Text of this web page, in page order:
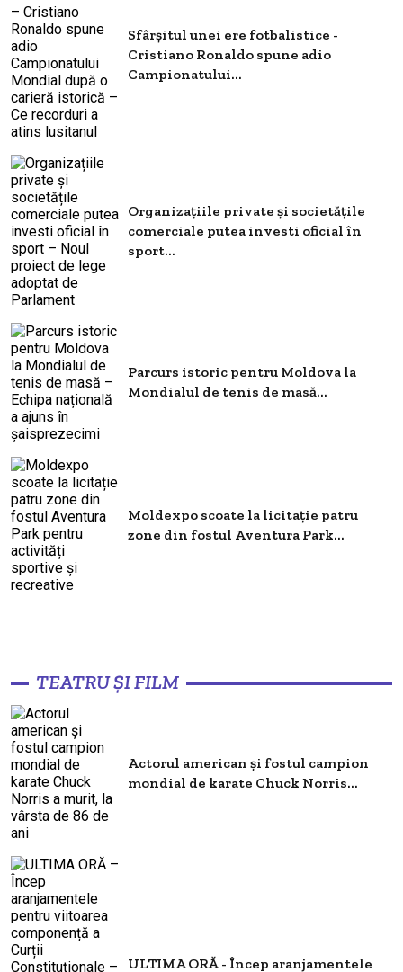
Sfârșitul unei ere fotbalistice -
Cristiano Ronaldo spune adio
Campionatului...
Organizațiile private și societățile
comerciale putea investi oficial în
sport...
Parcurs istoric pentru Moldova la
Mondialul de tenis de masă...
Moldexpo scoate la licitație patru
zone din fostul Aventura Park...
TEATRU ȘI FILM
Actorul american și fostul campion
mondial de karate Chuck Norris...
ULTIMA ORĂ - Încep aranjamentele